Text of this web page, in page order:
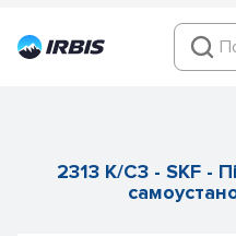
2313 K/C3 - SKF -